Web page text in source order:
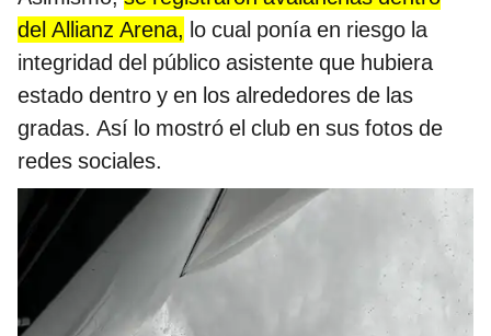
del Allianz Arena, lo cual ponía en riesgo la
integridad del público asistente que hubiera
estado dentro y en los alrededores de las
gradas. Así lo mostró el club en sus fotos de
redes sociales.